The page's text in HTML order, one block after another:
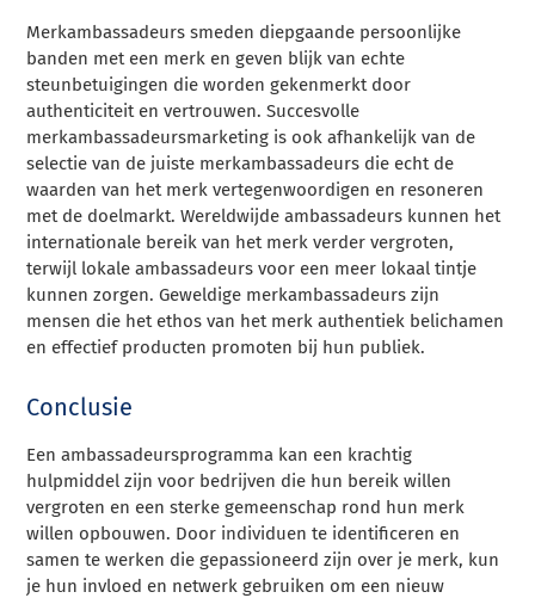
Merkambassadeurs smeden diepgaande persoonlijke
banden met een merk en geven blijk van echte
steunbetuigingen die worden gekenmerkt door
authenticiteit en vertrouwen. Succesvolle
merkambassadeursmarketing is ook afhankelijk van de
selectie van de juiste merkambassadeurs die echt de
waarden van het merk vertegenwoordigen en resoneren
met de doelmarkt. Wereldwijde ambassadeurs kunnen het
internationale bereik van het merk verder vergroten,
terwijl lokale ambassadeurs voor een meer lokaal tintje
kunnen zorgen. Geweldige merkambassadeurs zijn
mensen die het ethos van het merk authentiek belichamen
en effectief producten promoten bij hun publiek.
Conclusie
Een ambassadeursprogramma kan een krachtig
hulpmiddel zijn voor bedrijven die hun bereik willen
vergroten en een sterke gemeenschap rond hun merk
willen opbouwen. Door individuen te identificeren en
samen te werken die gepassioneerd zijn over je merk, kun
je hun invloed en netwerk gebruiken om een nieuw